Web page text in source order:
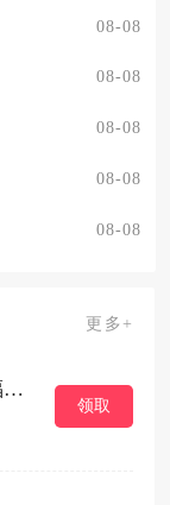
08-08
08-08
08-08
08-08
08-08
更多+
《乱世王者》资源成长福利包
领取